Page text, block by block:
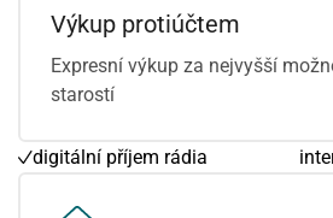
bluetooth
centrál dálkový
centrální zamykání
deaktivace airbagu
digitální příjem rádia
Výkup protiúčtem
Expresní výkup za nejvyšší
starostí